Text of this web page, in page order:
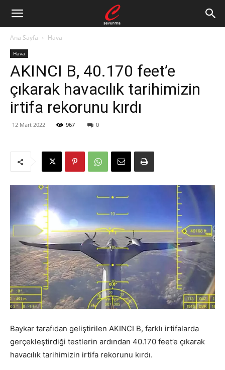
Ana Sayfa Hava
Hava
AKINCI B, 40.170 feet’e
çıkarak havacılık tarihimizin
irtifa rekorunu kırdı
12 Mart 2022 967 0
Baykar tarafıdan geliştirilen AKINCI B, farklı irtifalarda
gerçekleştirdiği testlerin ardından 40.170 feet’e çıkarak
havacılık tarihimizin irtifa rekorunu kırdı.